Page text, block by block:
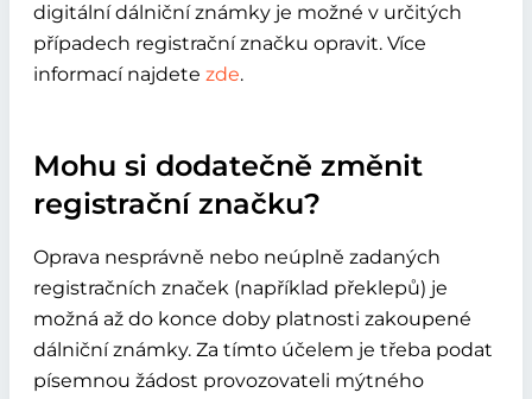
digitální dálniční známky je možné v určitých
případech registrační značku opravit. Více
informací najdete zde.
Mohu si dodatečně změnit
registrační značku?
Oprava nesprávně nebo neúplně zadaných
registračních značek (například překlepů) je
možná až do konce doby platnosti zakoupené
dálniční známky. Za tímto účelem je třeba podat
písemnou žádost provozovateli mýtného